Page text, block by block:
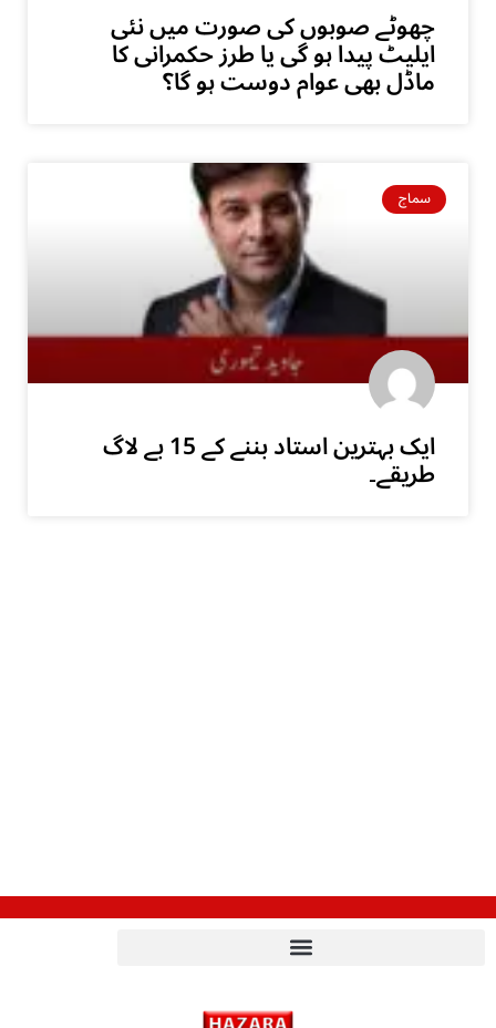
چھوٹے صوبوں کی صورت میں نئی
ایلیٹ پیدا ہو گی یا طرز حکمرانی کا
ماڈل بھی عوام دوست ہو گا؟
سماج
ایک بہترین استاد بننے کے 15 بے لاگ
طریقے۔